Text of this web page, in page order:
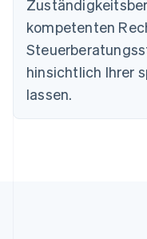
kompetenten
hinsichtlich Ihrer
lassen.
English
Deutschland
DeutschEnglish
English
Festlandchina